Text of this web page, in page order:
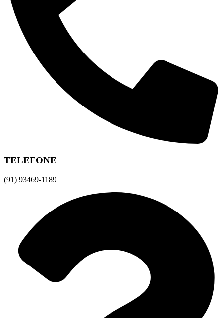
TELEFONE
(91) 93469-1189